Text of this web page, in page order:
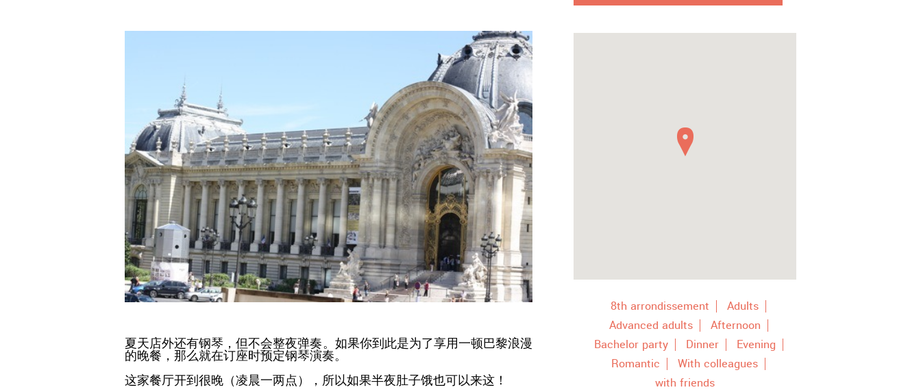
夏天店外还有钢琴，但不会整夜弹奏。如果你到此是为了享用一顿巴黎浪漫
的晚餐，那么就在订座时预定钢琴演奏。
这家餐厅开到很晚（凌晨一两点），所以如果半夜肚子饿也可以来这！
8th arrondissement
Adults
Advanced adults
Afternoon
Bachelor party
Dinner
Evening
Romantic
With colleagues
with friends